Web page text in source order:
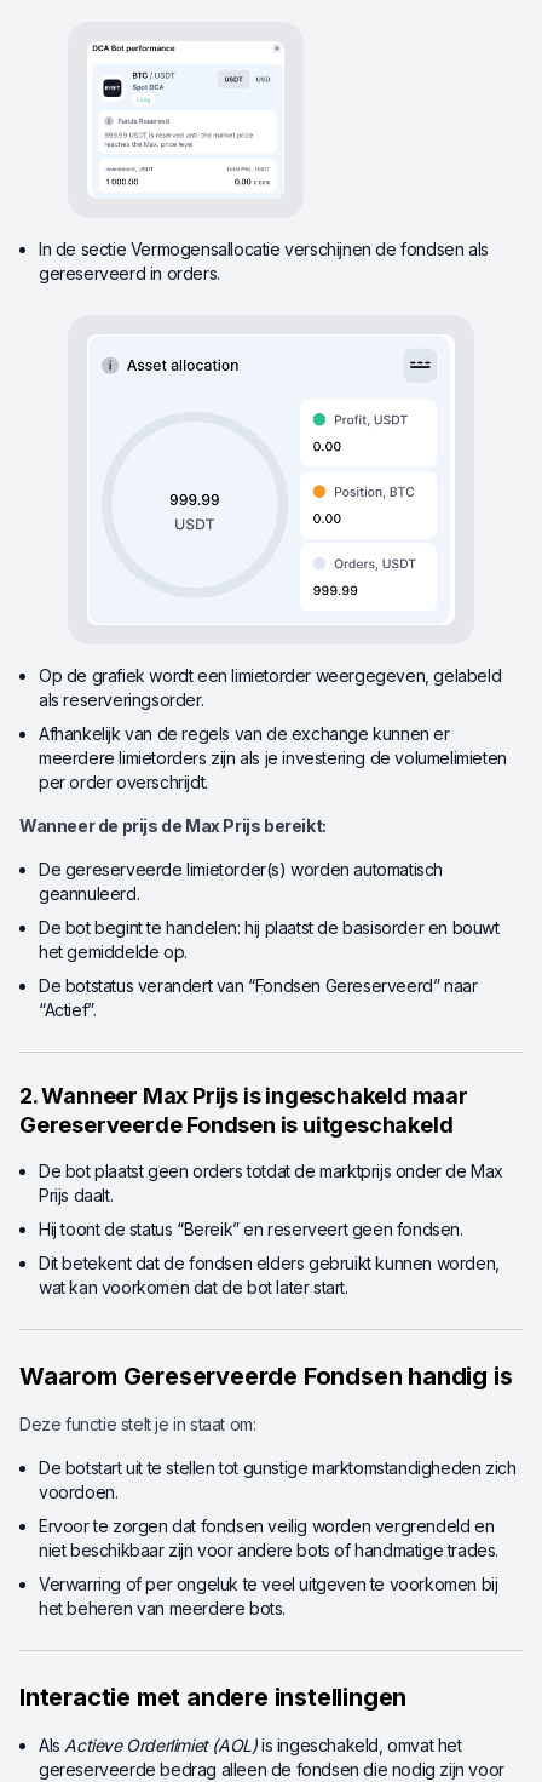
In de sectie Vermogensallocatie verschijnen de fondsen als
gereserveerd in orders.
Op de grafiek wordt een limietorder weergegeven, gelabeld
als reserveringsorder.
Afhankelijk van de regels van de exchange kunnen er
meerdere limietorders zijn als je investering de volumelimieten
per order overschrijdt.
Wanneer de prijs de Max Prijs bereikt:
De gereserveerde limietorder(s) worden automatisch
geannuleerd.
De bot begint te handelen: hij plaatst de basisorder en bouwt
het gemiddelde op.
De botstatus verandert van “Fondsen Gereserveerd” naar
“Actief”.
2. Wanneer Max Prijs is ingeschakeld maar
Gereserveerde Fondsen is uitgeschakeld
De bot plaatst geen orders totdat de marktprijs onder de Max
Prijs daalt.
Hij toont de status “Bereik” en reserveert geen fondsen.
Dit betekent dat de fondsen elders gebruikt kunnen worden,
wat kan voorkomen dat de bot later start.
Waarom Gereserveerde Fondsen handig is
Deze functie stelt je in staat om:
De botstart uit te stellen tot gunstige marktomstandigheden zich
voordoen.
Ervoor te zorgen dat fondsen veilig worden vergrendeld en
niet beschikbaar zijn voor andere bots of handmatige trades.
Verwarring of per ongeluk te veel uitgeven te voorkomen bij
het beheren van meerdere bots.
Interactie met andere instellingen
Als Actieve Orderlimiet (AOL)is ingeschakeld, omvat het
gereserveerde bedrag alleen de fondsen die nodig zijn voor